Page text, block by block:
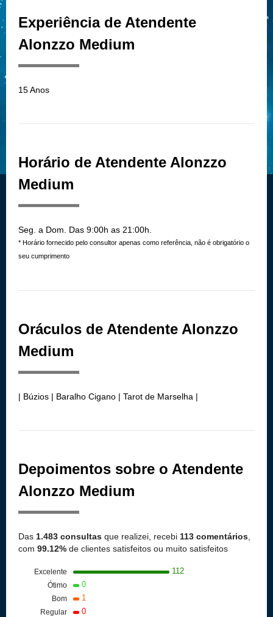
Experiência de Atendente
Alonzzo Medium
15 Anos
Horário de Atendente Alonzzo
Medium
Seg. a Dom. Das 9:00h as 21:00h.
* Horário fornecido pelo consultor apenas como referência, não é obrigatório o
seu cumprimento
Oráculos de Atendente Alonzzo
Medium
| Búzios | Baralho Cigano | Tarot de Marselha |
Depoimentos sobre o Atendente
Alonzzo Medium
Das 1.483 consultas que realizei, recebi 113 comentários
com 99.12% de clientes satisfeitos ou muito satisfeitos
Excelente 112
Ótimo 0
Bom 1
Regular 0